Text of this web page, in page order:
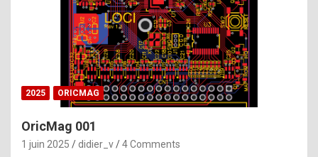
t
p
h
o
n
y
2025 ORICMAG
OricMag 001
1 juin 2025 didier_v 4 Comments